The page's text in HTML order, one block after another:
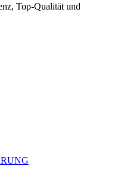
Top-Qualität und